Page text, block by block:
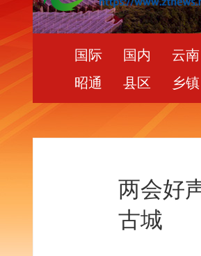
国际 国内
云南
昭通
县区 乡镇
两会好
古城